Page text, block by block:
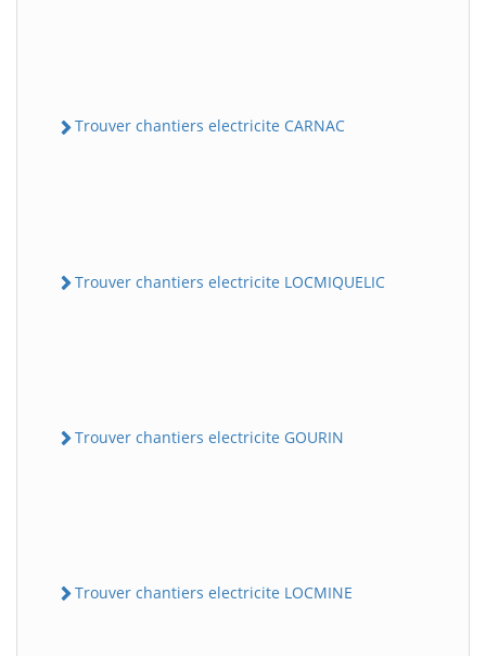
Trouver chantiers electricite CARNAC
Trouver chantiers electricite LOCMIQUELIC
Trouver chantiers electricite GOURIN
Trouver chantiers electricite LOCMINE